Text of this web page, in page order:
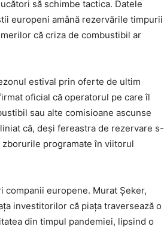
să schimbe tactica. Datele
europeni amână rezervările timpurii
că criza de combustibil ar
estival prin oferte de ultim
oficial că operatorul pe care îl
sau alte comisioane ascunse
că, deși fereastra de rezervare s-
programate în viitorul
companii europene. Murat Şeker,
investitorilor că piața traversează o
din timpul pandemiei, lipsind o